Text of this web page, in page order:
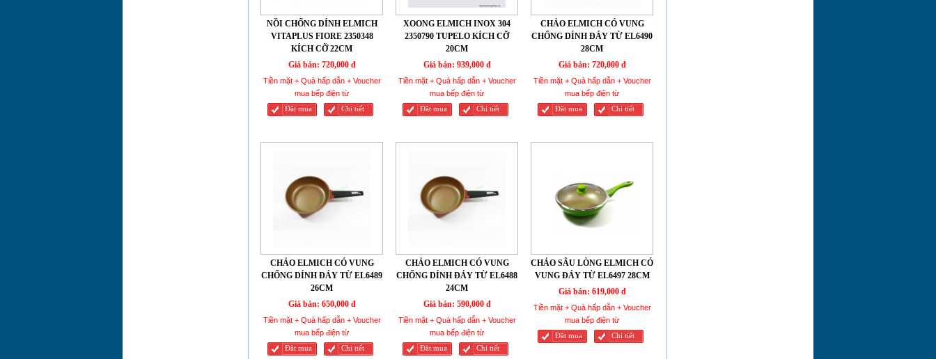
NỒI CHỐNG DÍNH ELMICH
VITAPLUS FIORE 2350348
KÍCH CỠ 22CM
Giá bán: 720,000 đ
Tiền mặt + Quà hấp dẫn + Voucher
mua bếp điện từ
Đăt mua Chi tiết
XOONG ELMICH INOX 304
2350790 TUPELO KÍCH CỠ
20CM
Giá bán: 939,000 đ
Tiền mặt + Quà hấp dẫn + Voucher
mua bếp điện từ
Đăt mua Chi tiết
CHẢO ELMICH CÓ VUNG
CHỐNG DÍNH ĐÁY TỪ EL6490
28CM
Giá bán: 720,000 đ
Tiền mặt + Quà hấp dẫn + Voucher
mua bếp điện từ
Đăt mua Chi tiết
CHẢO ELMICH CÓ VUNG
CHỐNG DÍNH ĐÁY TỪ EL6489
26CM
Giá bán: 650,000 đ
Tiền mặt + Quà hấp dẫn + Voucher
mua bếp điện từ
Đăt mua Chi tiết
CHẢO ELMICH CÓ VUNG
CHỐNG DÍNH ĐÁY TỪ EL6488
24CM
Giá bán: 590,000 đ
Tiền mặt + Quà hấp dẫn + Voucher
mua bếp điện từ
Đăt mua Chi tiết
CHẢO SÂU LÒNG ELMICH CÓ
VUNG ĐÁY TỪ EL6497 28CM
Giá bán: 619,000 đ
Tiền mặt + Quà hấp dẫn + Voucher
mua bếp điện từ
Đăt mua Chi tiết